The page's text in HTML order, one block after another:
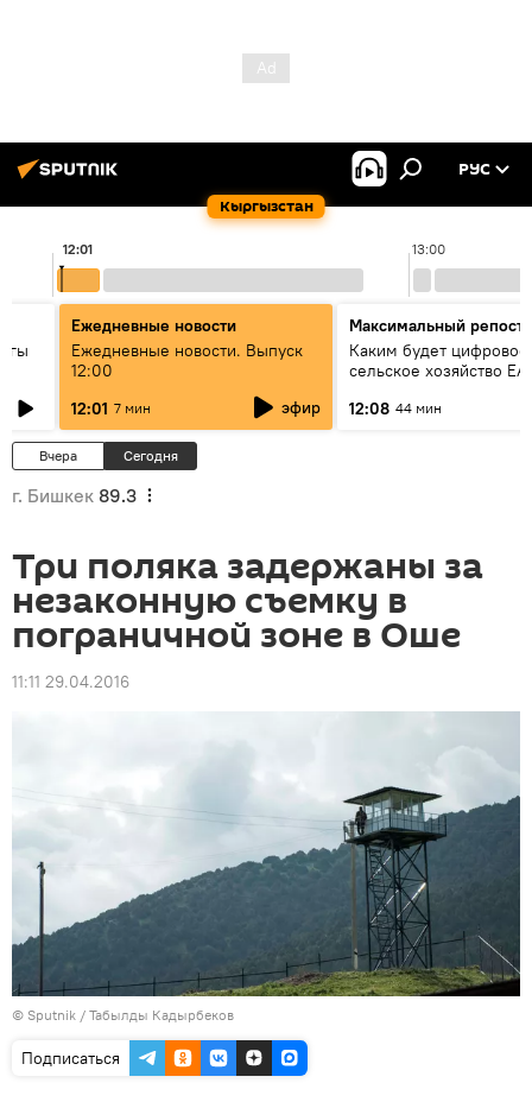
Кыргызстан
РУС
13:00
12:01
Ежедневные новости
Ежедневные новости. Выпуск
12:00
12:01 7 мин эфир
Максимальный репост
Каким будет цифровое
сельское хозяйство
12:08 44 мин
Вчера Сегодня
г. Бишкек 89.3
Три поляка задержаны за
незаконную съемку в
пограничной зоне в Оше
11:11 29.04.2016
© Sputnik / Табылды Кадырбеков
Подписаться